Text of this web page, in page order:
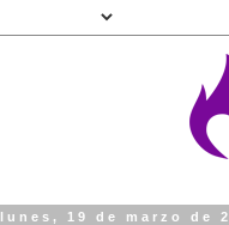
lunes, 19 de marzo de